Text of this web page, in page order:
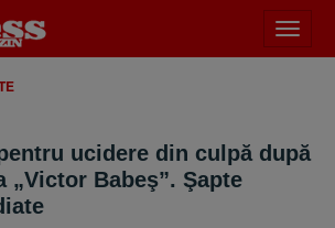
meniu
ucidere din culpă după
„Victor Babeş”. Şapte